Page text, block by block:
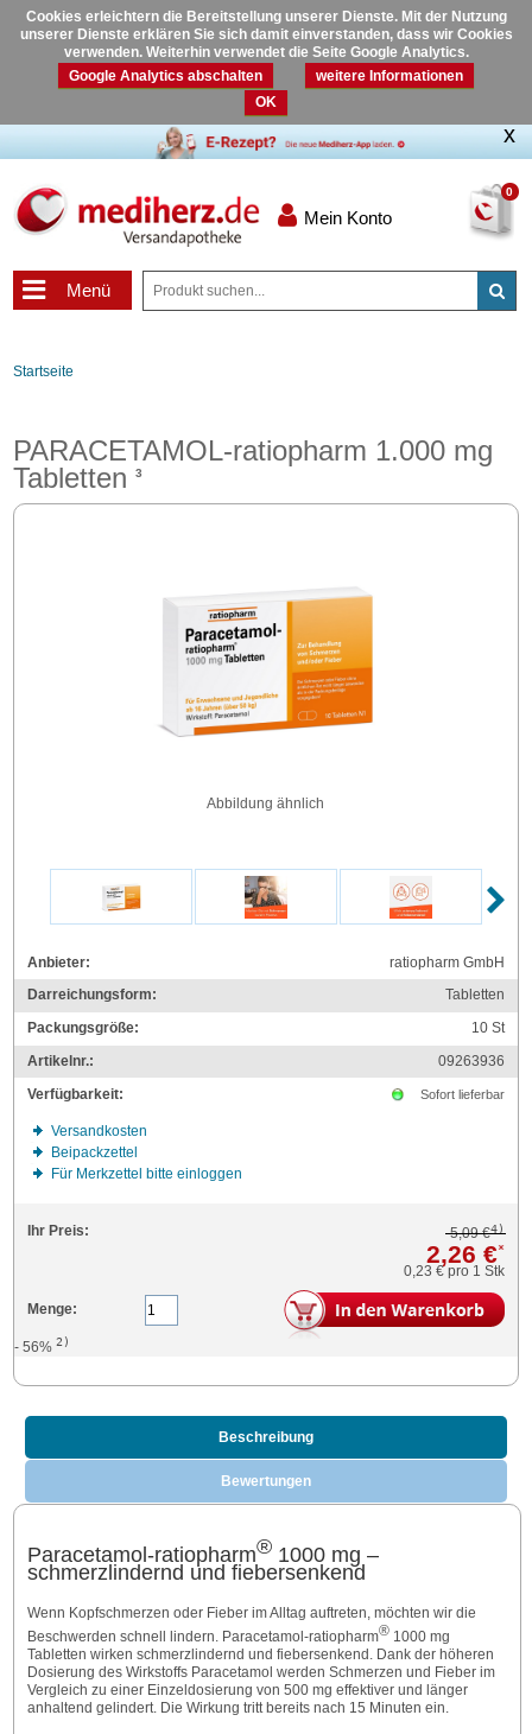
Cookies erleichtern die Bereitstellung unserer Dienste. Mit der Nutzung
unserer Dienste erklären Sie sich damit einverstanden, dass wir Cookies
verwenden. Weiterhin verwendet die Seite Google Analytics.
Google Analytics abschalten
weitere Informationen
OK
0
Mein Konto
Menü
Startseite
PARACETAMOL-ratiopharm 1.000 mg
Tabletten3
Abbildung ähnlich
Anbieter:
ratiopharm GmbH
Darreichungsform:
Tabletten
Packungsgröße:
10St
Artikelnr.:
09263936
Verfügbarkeit:
Sofort lieferbar
Versandkosten
Beipackzettel
Für Merkzettel bitte einloggen
Ihr Preis: 5,09 €4)
2,26 €*
0,23 €pro 1 Stk
Menge:
- 56%2)
Beschreibung
Bewertungen
Paracetamol-ratiopharm®1000 mg –
schmerzlindernd und fiebersenkend
Wenn Kopfschmerzen oder Fieber im Alltag auftreten, möchten wir die
Beschwerden schnell lindern. Paracetamol-ratiopharm®1000 mg
Tabletten wirken schmerzlindernd und fiebersenkend. Dank der höheren
Dosierung des Wirkstoffs Paracetamol werden Schmerzen und Fieber im
Vergleich zu einer Einzeldosierung von 500 mg effektiver und länger
anhaltend gelindert. Die Wirkung tritt bereits nach 15 Minuten ein.